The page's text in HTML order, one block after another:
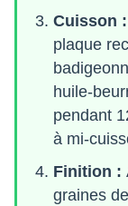
Cuisson :
plaque
huile-
pendant
à mi-
Finition :
graines